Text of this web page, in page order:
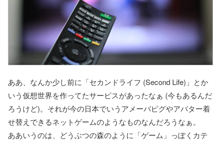
ああ、なんか少し前に「セカンドライフ (Second Life)」とか
いう仮想世界を作ってたサービスがあったなぁ (今もあるんだ
ろうけど)。それが今の日本でいうアメーバピグやアバター着
せ替えできるネットゲームのようなものなんだろうなぁ。
ああいうのは、どうぶつの森のように「ゲーム」っぽくカテ